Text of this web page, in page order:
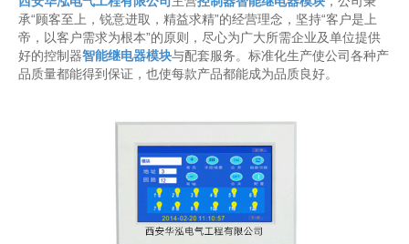
承“顾客至上，锐意进取，精益求精”的经营理念，坚持“客户是上
帝，以客户需求为根本”的原则，尽心为广大所需企业及单位提供
好的控制器智能继电器模块与配套服务。标准化生产使公司各种产
品质量都能得到保证，也使每款产品都能成为品质良好。